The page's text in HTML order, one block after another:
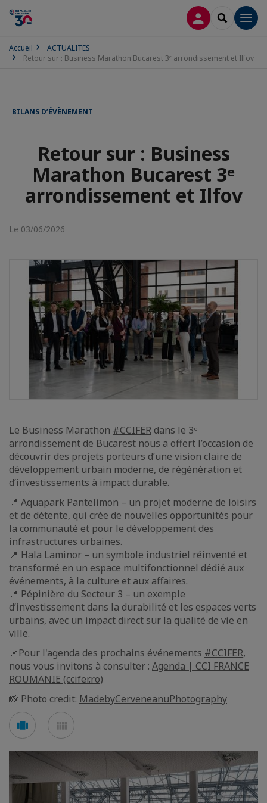
CONNEXION
Accueil
ACTUALITES
Retour sur : Business Marathon Bucarest 3ᵉ arrondissement et Ilfov
BILANS D’ÉVÈNEMENT
Retour sur : Business
Marathon Bucarest 3ᵉ
arrondissement et Ilfov
Le 03/06/2026
Le Business Marathon #CCIFERdans le 3ᵉ
arrondissement de Bucarest nous a offert l’occasion de
découvrir des projets porteurs d’une vision claire de
développement urbain moderne, de régénération et
d’investissements à impact durable.
📍 Aquapark Pantelimon – un projet moderne de loisirs
et de détente, qui crée de nouvelles opportunités pour
la communauté et pour le développement des
infrastructures urbaines.
📍 Hala Laminor – un symbole industriel réinventé et
transformé en un espace multifonctionnel dédié aux
événements, à la culture et aux affaires.
📍 Pépinière du Secteur 3 – un exemple
d’investissement dans la durabilité et les espaces verts
urbains, avec un impact direct sur la qualité de vie en
ville.
📌Pour l'agenda des prochains événements #CCIFER,
nous vous invitons à consulter : Agenda | CCI FRANCE
ROUMANIE (ccifer.ro)
📸 Photo credit: MadebyCerveneanuPhotography
Voir
en
en